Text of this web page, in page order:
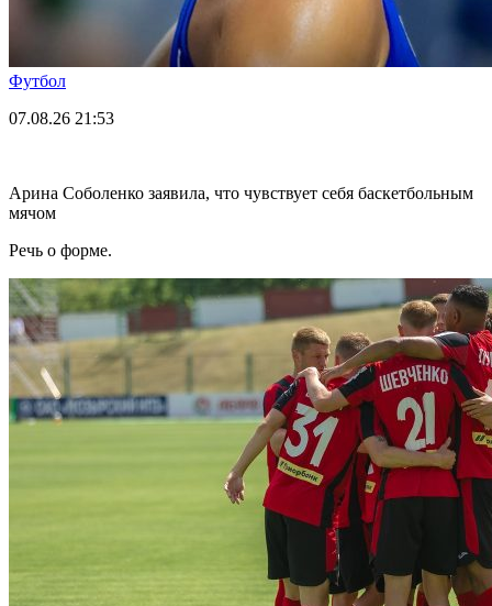
Футбол
07.08.26 21:53
Арина Соболенко заявила, что чувствует себя баскетбольным
мячом
Речь о форме.